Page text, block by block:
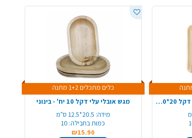
צלחת מתכלה מרובעת עלי דקל 20*20 10 יח' - בינוני
כלים מתכלים 1+2 מתנה
מגש אובלי עלי דקל 10 יח' - בינוני
מידה: 20.5*12.5 ס"מ
כמות בחבילה: 10
₪15.90